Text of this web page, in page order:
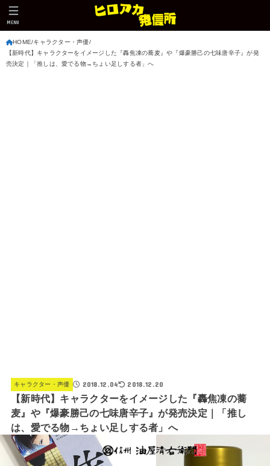
MENU
HOME キャラクター・声優
【新時代】キャラクターをイメージした『轟焦凍の蕎麦』や『爆豪勝己の七味唐辛子』が発
売決定｜「推しは、愛でる物→ちょい足しする者」へ
キャラクター・声優 2018.12.04 2018.12.20
【新時代】キャラクターをイメージした『轟焦凍の蕎
麦』や『爆豪勝己の七味唐辛子』が発売決定｜「推し
は、愛でる物→ちょい足しする者」へ